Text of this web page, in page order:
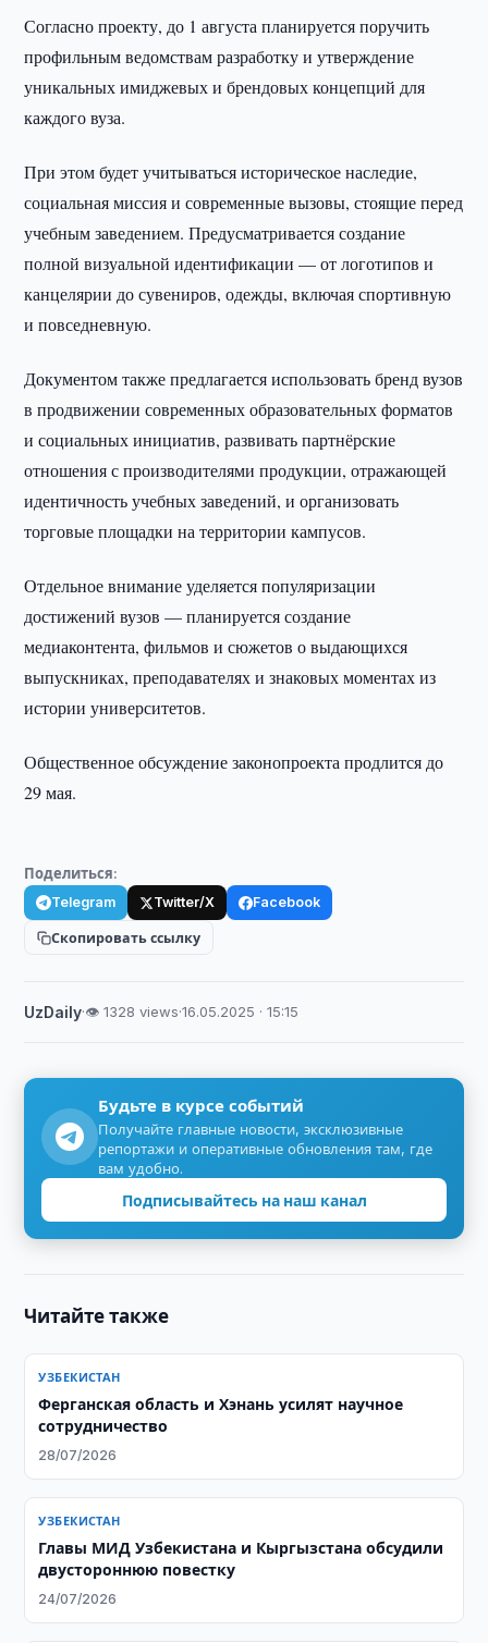
Согласно проекту, до 1 августа планируется поручить
профильным ведомствам разработку и утверждение
уникальных имиджевых и брендовых концепций для
каждого вуза.
При этом будет учитываться историческое наследие,
социальная миссия и современные вызовы, стоящие перед
учебным заведением. Предусматривается создание
полной визуальной идентификации — от логотипов и
канцелярии до сувениров, одежды, включая спортивную
и повседневную.
Документом также предлагается использовать бренд вузов
в продвижении современных образовательных форматов
и социальных инициатив, развивать партнёрские
отношения с производителями продукции, отражающей
идентичность учебных заведений, и организовать
торговые площадки на территории кампусов.
Отдельное внимание уделяется популяризации
достижений вузов — планируется создание
медиаконтента, фильмов и сюжетов о выдающихся
выпускниках, преподавателях и знаковых моментах из
истории университетов.
Общественное обсуждение законопроекта продлится до
29 мая.
Поделиться:
Telegram Twitter/X Facebook
Скопировать ссылку
UzDaily·👁 1328 views·16.05.2025 · 15:15
Будьте в курсе событий
Получайте главные новости, эксклюзивные
репортажи и оперативные обновления там, где
вам удобно.
Подписывайтесь на наш канал
Читайте также
УЗБЕКИСТАН
Ферганская область и Хэнань усилят научное
сотрудничество
28/07/2026
УЗБЕКИСТАН
Главы МИД Узбекистана и Кыргызстана обсудили
двустороннюю повестку
24/07/2026